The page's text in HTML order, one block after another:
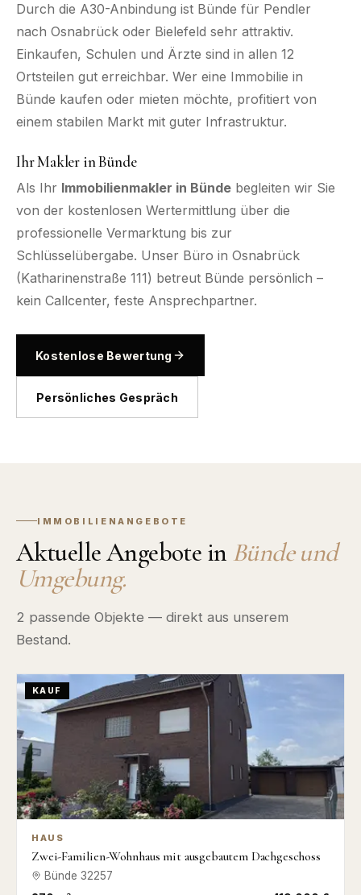
Durch die A30-Anbindung ist Bünde für Pendler
nach Osnabrück oder Bielefeld sehr attraktiv.
Einkaufen, Schulen und Ärzte sind in allen 12
Ortsteilen gut erreichbar. Wer eine Immobilie in
Bünde kaufen oder mieten möchte, profitiert von
einem stabilen Markt mit guter Infrastruktur.
Ihr Makler in Bünde
Als Ihr Immobilienmakler in Bünde begleiten wir Sie
von der kostenlosen Wertermittlung über die
professionelle Vermarktung bis zur
Schlüsselübergabe. Unser Büro in Osnabrück
(Katharinenstraße 111) betreut Bünde persönlich –
kein Callcenter, feste Ansprechpartner.
Kostenlose Bewertung
Persönliches Gespräch
IMMOBILIENANGEBOTE
Aktuelle Angebote in Bündeund
Umgebung.
2 passende Objekte — direkt aus unserem
Bestand.
KAUF
HAUS
Zwei-Familien-Wohnhaus mit ausgebautem Dachgeschoss
Bünde 32257